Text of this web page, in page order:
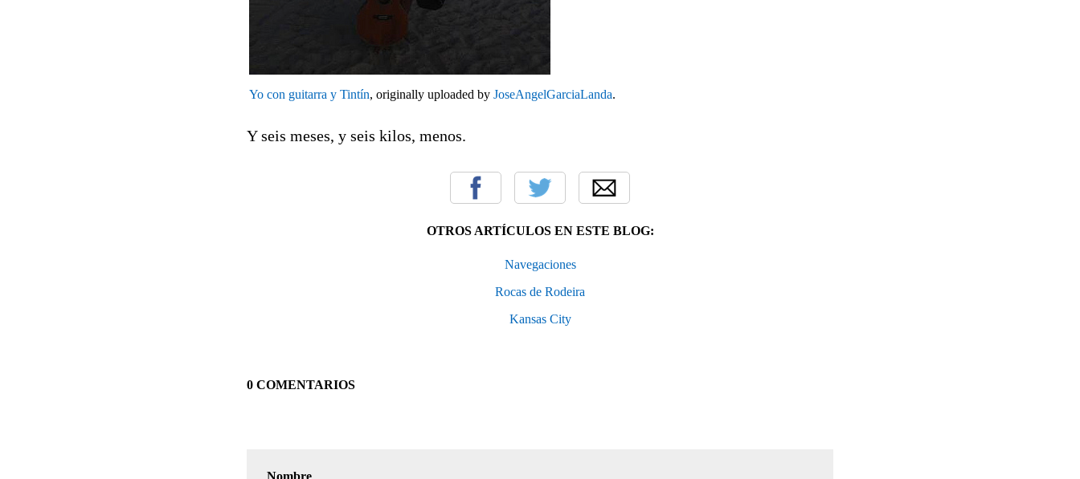
Yo con guitarra y Tintín, originally uploaded by JoseAngelGarciaLanda.
Y seis meses, y seis kilos, menos.
OTROS ARTÍCULOS EN ESTE BLOG:
Navegaciones
Rocas de Rodeira
Kansas City
0 COMENTARIOS